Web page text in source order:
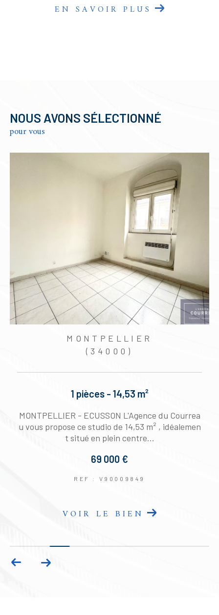
EN SAVOIR PLUS
NOUS AVONS SÉLECTIONNÉ
pour vous
MONTPELLIER
(34000)
1 pièces - 14,53 m²
MONTPELLIER - ECUSSON L'Agence du Courrea
u vous propose ce studio de 14,53 m² , idéalemen
t situé en plein centre...
69 000 €
REF : V90009849
VOIR LE BIEN